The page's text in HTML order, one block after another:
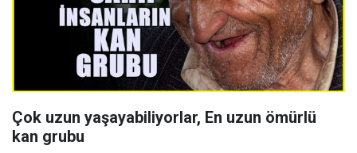
Çok uzun yaşayabiliyorlar, En uzun ömürlü
kan grubu